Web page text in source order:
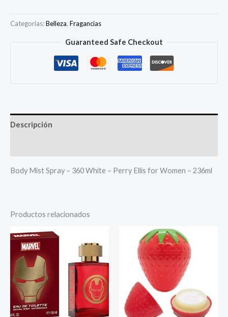
Categorías:Belleza, Fragancias
Guaranteed Safe Checkout
Descripción
Body Mist Spray – 360 White – Perry Ellis for Women – 236ml
Productos relacionados